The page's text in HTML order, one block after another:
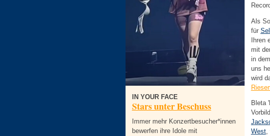
IN YOUR FACE
Stars unter Beschuss
Immer mehr Konzertbesucher*innen
bewerfen ihre Idole mit
Als
für
Ihren
mit
in
uns
wird
Bleta
West,